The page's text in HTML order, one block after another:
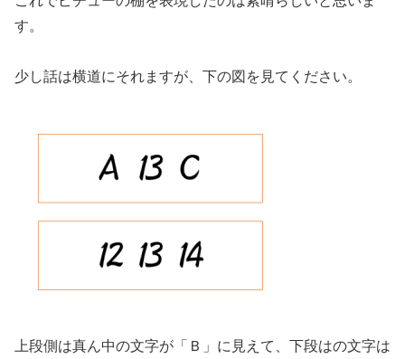
す。
少し話は横道にそれますが、下の図を見てください。
上段側は真ん中の文字が「Ｂ」に見えて、下段はの文字は